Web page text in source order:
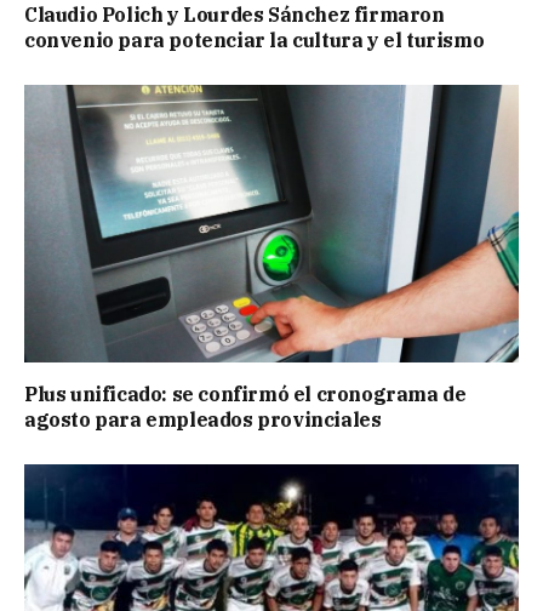
Claudio Polich y Lourdes Sánchez firmaron
convenio para potenciar la cultura y el turismo
Plus unificado: se confirmó el cronograma de
agosto para empleados provinciales